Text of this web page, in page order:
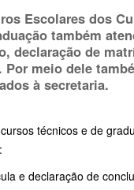
Escolares dos
também
declaração de
meio dele
à secretaria.
técnicos e de
e declaração de